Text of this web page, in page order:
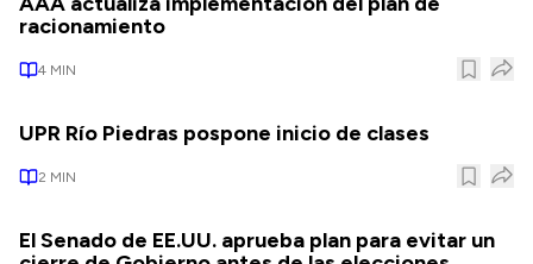
racionamiento
4 MIN
UPR Río Piedras pospone inicio de clases
2 MIN
El Senado de EE.UU. aprueba plan para evitar un